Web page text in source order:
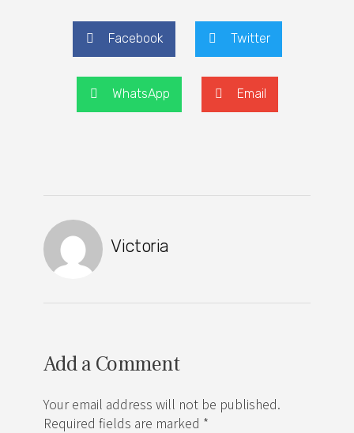
Facebook Twitter
WhatsApp Email
Victoria
Add a Comment
Your email address will not be published.
Required fields are marked *